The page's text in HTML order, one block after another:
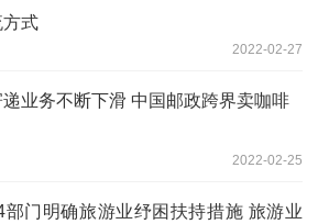
方式
2022-02-27
递业务不断下滑 中国邮政跨界卖咖啡
2022-02-25
部门明确旅游业纾困扶持措施 旅游业